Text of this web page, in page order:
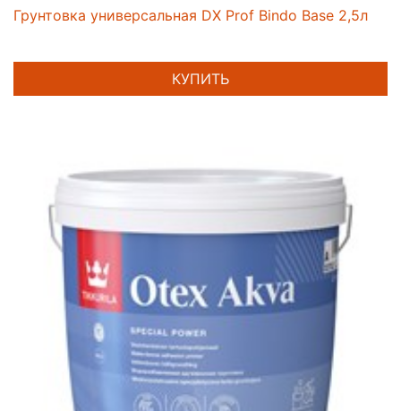
Грунтовка универсальная DX Prof Bindo Base 2,5л
КУПИТЬ